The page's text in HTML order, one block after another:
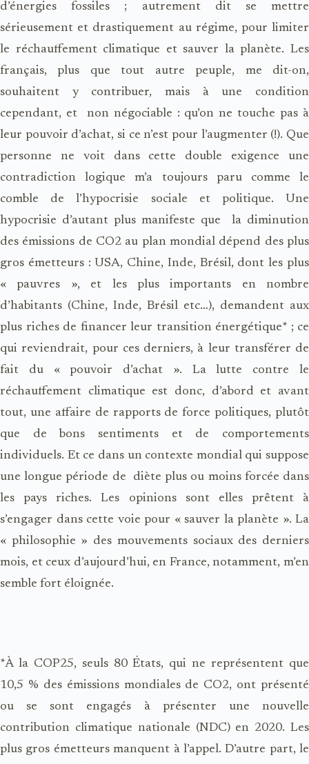
d’énergies fossiles ; autrement dit se mettre
sérieusement et drastiquement au régime, pour limiter
le réchauffement climatique et sauver la planète. Les
français, plus que tout autre peuple, me dit-on,
souhaitent y contribuer, mais à une condition
cependant, et non négociable : qu’on ne touche pas à
leur pouvoir d’achat, si ce n’est pour l’augmenter (!). Que
personne ne voit dans cette double exigence une
contradiction logique m’a toujours paru comme le
comble de l’hypocrisie sociale et politique. Une
hypocrisie d’autant plus manifeste que la diminution
des émissions de CO2 au plan mondial dépend des plus
gros émetteurs : USA, Chine, Inde, Brésil, dont les plus
« pauvres », et les plus importants en nombre
d’habitants (Chine, Inde, Brésil etc…), demandent aux
plus riches de financer leur transition énergétique* ; ce
qui reviendrait, pour ces derniers, à leur transférer de
fait du « pouvoir d’achat ». La lutte contre le
réchauffement climatique est donc, d’abord et avant
tout, une affaire de rapports de force politiques, plutôt
que de bons sentiments et de comportements
individuels. Et ce dans un contexte mondial qui suppose
une longue période de diète plus ou moins forcée dans
les pays riches. Les opinions sont elles prêtent à
s’engager dans cette voie pour « sauver la planète ». La
« philosophie » des mouvements sociaux des derniers
mois, et ceux d’aujourd’hui, en France, notamment, m’en
semble fort éloignée.
*À la COP25, seuls 80 États, qui ne représentent que
10,5 % des émissions mondiales de CO2, ont présenté
ou se sont engagés à présenter une nouvelle
contribution climatique nationale (NDC) en 2020. Les
plus gros émetteurs manquent à l’appel. D’autre part, le